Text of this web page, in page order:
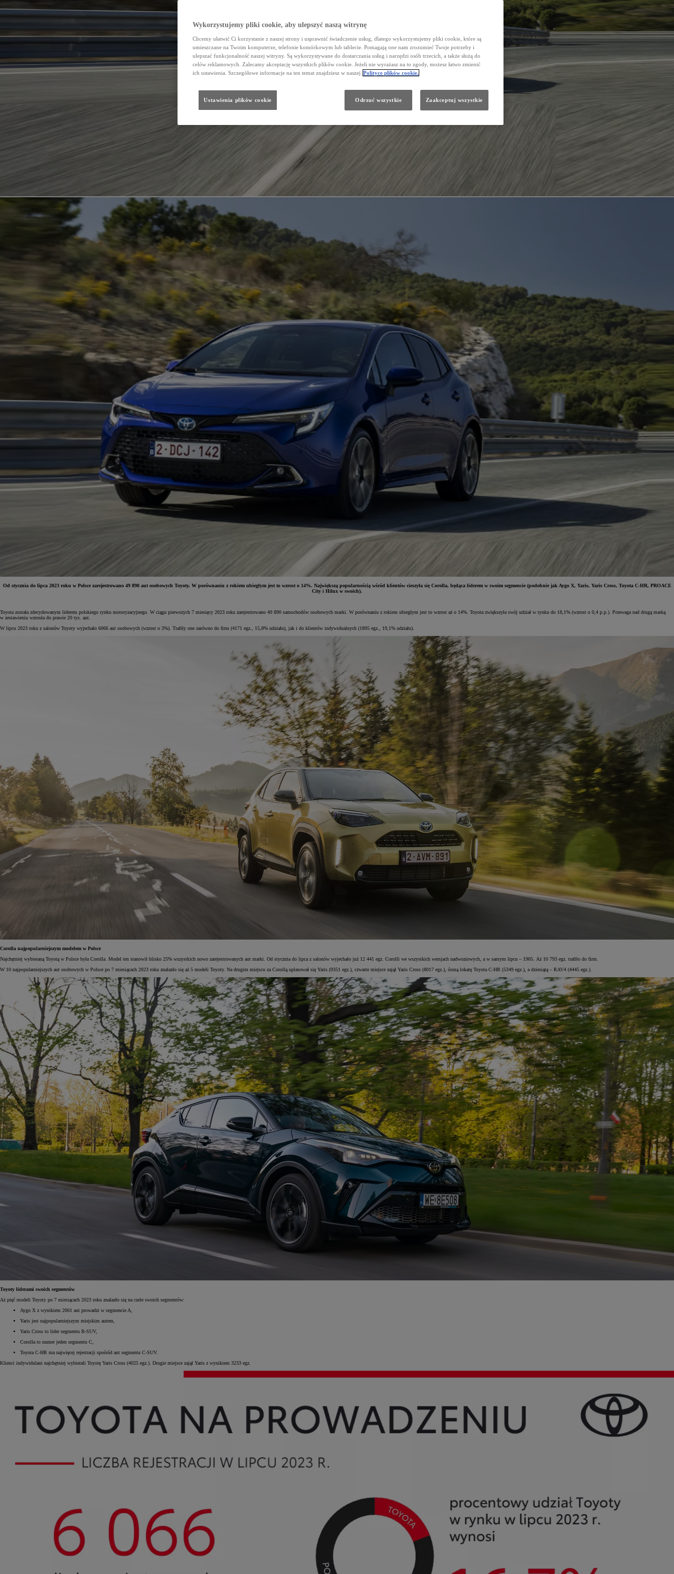
Od stycznia do lipca 2023 roku w Polsce zarejestrowano 49 890 aut osobowych Toyoty. W porównaniu z rokiem ubiegłym jest to wzrost o 14%. Największą popularnością wśród klientów cieszyła się Corolla, będąca liderem w swoim segmencie (podobnie jak Aygo X, Yaris, Yaris Cross, Toyota C-HR, PROACE
City i Hilux w swoich).
Toyota została zdecydowanym liderem polskiego rynku motoryzacyjnego. W ciągu pierwszych 7 miesięcy 2023 roku zarejestrowano 49 890 samochodów osobowych marki. W porównaniu z rokiem ubiegłym jest to wzrost aż o 14%. Toyota zwiększyła swój udział w rynku do 18,1% (wzrost o 0,4 p.p.). Przewaga nad drugą marką
w zestawieniu wzrosła do prawie 20 tys. aut.
W lipcu 2023 roku z salonów Toyoty wyjechało 6066 aut osobowych (wzrost o 3%). Trafiły one zarówno do firm (4171 egz., 15,8% udziału), jak i do klientów indywidualnych (1895 egz., 19,1% udziału).
Corolla najpopularniejszym modelem w Polsce
Najchętniej wybieraną Toyotą w Polsce była Corolla. Model ten stanowił blisko 25% wszystkich nowo zarejestrowanych aut marki. Od stycznia do lipca z salonów wyjechało już 12 441 egz. Corolli we wszystkich wersjach nadwoziowych, a w samym lipcu – 1905. Aż 10 793 egz. trafiło do firm.
W 10 najpopularniejszych aut osobowych w Polsce po 7 miesiącach 2023 roku znalazło się aż 5 modeli Toyoty. Na drugim miejscu za Corollą uplasował się Yaris (9351 egz.), czwarte miejsce zajął Yaris Cross (8017 egz.), ósmą lokatę Toyota C-HR (5349 egz.), a dziesiątą – RAV4 (4445 egz.).
Toyoty liderami swoich segmentów
Aż pięć modeli Toyoty po 7 miesiącach 2023 roku znalazło się na czele swoich segmentów:
Aygo X z wynikiem 2061 aut prowadzi w segmencie A,
Yaris jest najpopularniejszym miejskim autem,
Yaris Cross to lider segmentu B-SUV,
Corolla to numer jeden segmentu C,
Toyota C-HR ma najwięcej rejestracji spośród aut segmentu C-SUV.
Klienci indywidulani najchętniej wybierali Toyotę Yaris Cross (4025 egz.). Drugie miejsce zajął Yaris z wynikiem 3233 egz.
Wykorzystujemy pliki cookie, aby ulepszyć naszą witrynę
Chcemy ułatwić Ci korzystanie z naszej strony i usprawnić świadczenie usług, dlatego wykorzystujemy pliki cookie, które są
umieszczane na Twoim komputerze, telefonie komórkowym lub tablecie. Pomagają one nam zrozumieć Twoje potrzeby i
ulepszać funkcjonalność naszej witryny. Są wykorzystywane do dostarczania usług i narzędzi osób trzecich, a także służą do
celów reklamowych. Zalecamy akceptację wszystkich plików cookie. Jeżeli nie wyrażasz na to zgody, możesz łatwo zmienić
ich ustawienia. Szczegółowe informacje na ten temat znajdziesz w naszej Polityce plików cookie.
Ustawienia plików cookie Odrzuć wszystkie Zaakceptuj wszystkie